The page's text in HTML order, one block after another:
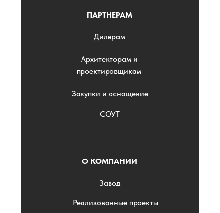
ПАРТНЕРАМ
Архитекторам и
проектировщикам
Дилерам
Закупки и оснащение
СОУТ
О КОМПАНИИ
Завод
Реализованные проекты